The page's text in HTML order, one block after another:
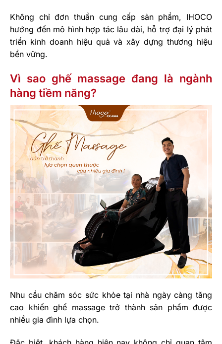
Không chỉ đơn thuần cung cấp sản phẩm, IHOCO
hướng đến mô hình hợp tác lâu dài, hỗ trợ đại lý phát
triển kinh doanh hiệu quả và xây dựng thương hiệu
bền vững.
Vì sao ghế massage đang là ngành
hàng tiềm năng?
Nhu cầu chăm sóc sức khỏe tại nhà ngày càng tăng
cao khiến ghế massage trở thành sản phẩm được
nhiều gia đình lựa chọn.